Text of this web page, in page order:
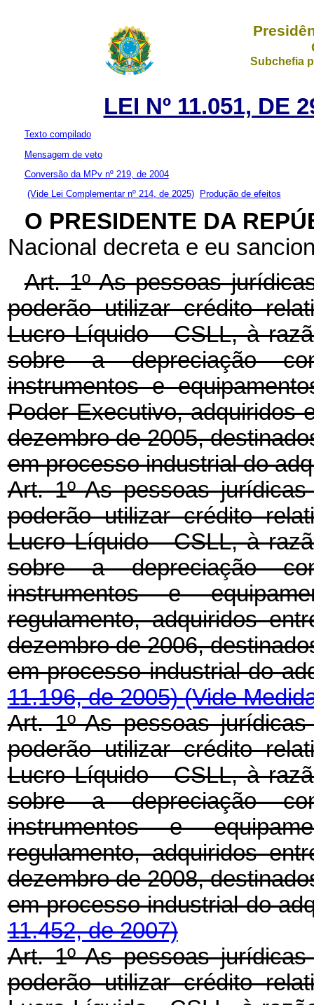
Subchefia
LEI Nº 11.051, DE
Texto compilado
Mensagem de veto
Conversão da MPv nº 219, de 2004
(Vide Lei Complementar nº 214, de 2025)
Produção de efeitos
O PRESIDENTE DA
Nacional decreta e eu
Art. 1º As pessoas
poderão utilizar crédito
Lucro Líquido - CSLL, à
sobre a depreciação
instrumentos e
Poder Executivo, adquiridos
dezembro de 2005,
em processo industrial do
Art. 1º As pessoas
poderão utilizar crédito
Lucro Líquido - CSLL, à
sobre a depreciação
instrumentos e
regulamento, adquiridos
dezembro de 2006,
em processo industrial do
11.196, de 2005)(Vide
Art. 1º As pessoas
poderão utilizar crédito
Lucro Líquido - CSLL, à
sobre a depreciação
instrumentos e
regulamento, adquiridos
dezembro de 2008,
em processo industrial do
11.452, de 2007)
Art. 1º As pessoas
poderão utilizar crédito